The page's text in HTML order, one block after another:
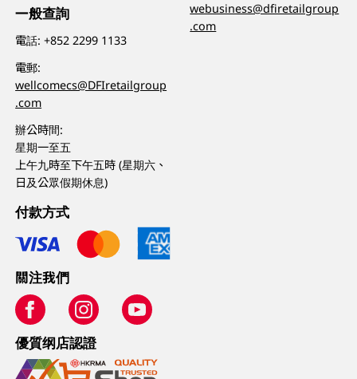
一般查詢
電話:+852 2299 1133
電郵:
wellcomecs@DFIretailgroup
.com
辦公時間:
星期一至五
上午九時至下午五時 (星期六、
日及公眾假期休息)
webusiness@dfiretailgroup
.com
付款方式
關注我們
優質纲店認證